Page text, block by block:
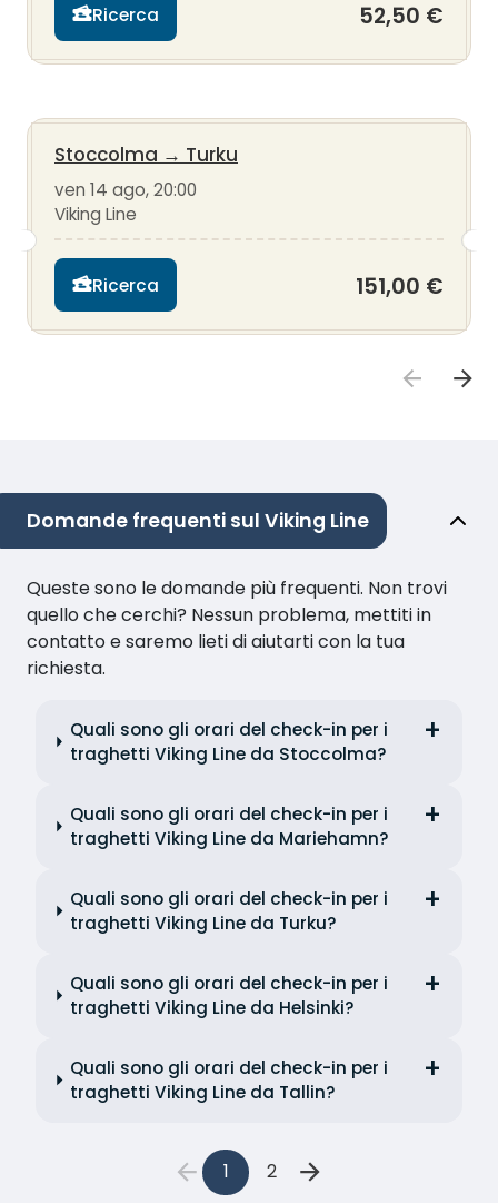
Ricerca 52,50 €
Stoccolma → Turku
ven 14 ago, 20:00
Viking Line
Ricerca 151,00 €
Domande frequenti sul Viking Line
Queste sono le domande più frequenti. Non trovi
quello che cerchi? Nessun problema, mettiti in
contatto e saremo lieti di aiutarti con la tua
richiesta.
Quali sono gli orari del check-in per i
traghetti Viking Line da Stoccolma?
Quali sono gli orari del check-in per i
traghetti Viking Line da Mariehamn?
Quali sono gli orari del check-in per i
traghetti Viking Line da Turku?
Quali sono gli orari del check-in per i
traghetti Viking Line da Helsinki?
Quali sono gli orari del check-in per i
traghetti Viking Line da Tallin?
1 2